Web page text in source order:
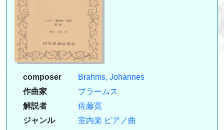
composer
Brahms, Johannes
作曲家
ブラームス
解説者
佐藤寛
ジャンル
室内楽 ピアノ曲